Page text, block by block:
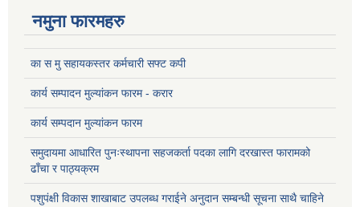
नमुना फारमहरु
का स मु सहायकस्तर कर्मचारी सफ्ट कपी
कार्य सम्पादन मुल्यांकन फारम - करार
कार्य सम्पदान मुल्यांकन फारम
समुदायमा आधारित पुनःस्थापना सहजकर्ता पदका लागि दरखास्त फारामको
ढाँचा र पाठ्यक्रम
पशुपंक्षी विकास शाखाबाट उपलब्ध गराईने अनुदान सम्बन्धी सूचना साथै चाहिने